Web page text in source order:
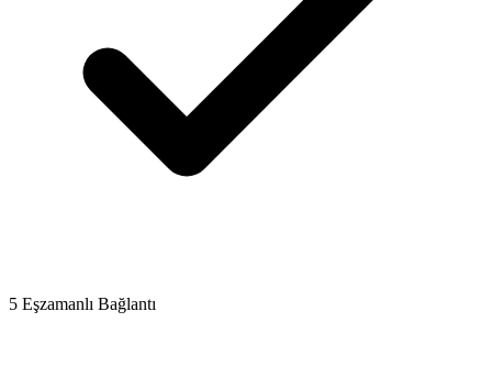
5 Eşzamanlı Bağlantı